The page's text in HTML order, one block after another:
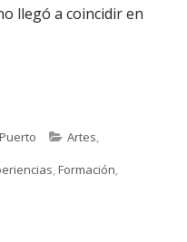
llegó a coincidir en
López. Actriz.
Categorías
Artes,
,Formación,